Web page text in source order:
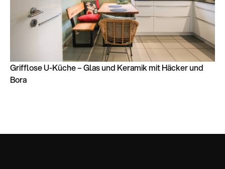
Grifflose U-Küche – Glas und Keramik mit Häcker und
Bora